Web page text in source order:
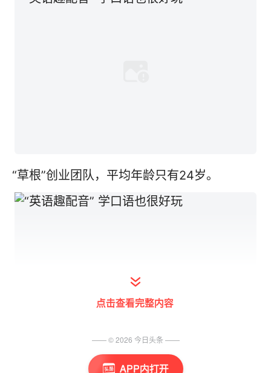
APP内打开
“草根”创业团队，平均年龄只有24岁。
点击查看完整内容
—— ©2026 今日头条 ——